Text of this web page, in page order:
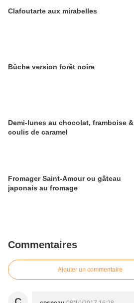
Clafoutarte aux mirabelles
Bûche version forêt noire
Demi-lunes au chocolat, framboise &
coulis de caramel
Fromager Saint-Amour ou gâteau
japonais au fromage
Commentaires
Ajouter un commentaire